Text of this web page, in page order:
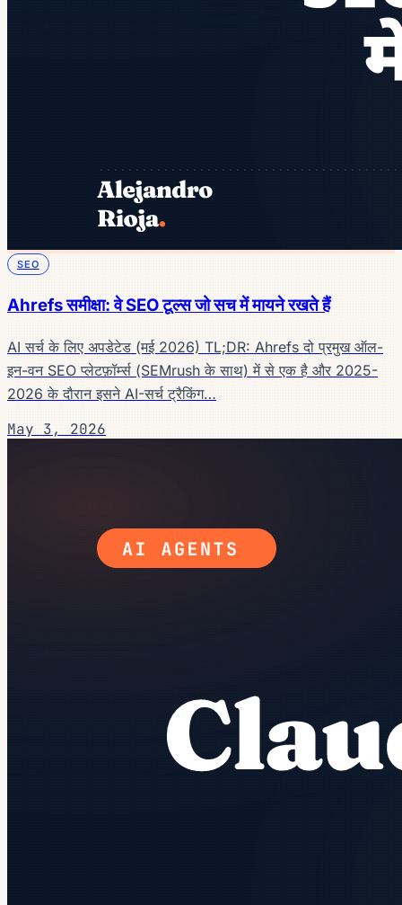
SEO
Ahrefs समीक्षा: वे SEO टूल्स जो सच में मायने रखते हैं
AI सर्च के लिए अपडेटेड (मई 2026) TL;DR: Ahrefs दो प्रमुख ऑल-
इन-वन SEO प्लेटफ़ॉर्म्स (SEMrush के साथ) में से एक है और 2025-
2026 के दौरान इसने AI-सर्च ट्रैकिंग…
May 3, 2026